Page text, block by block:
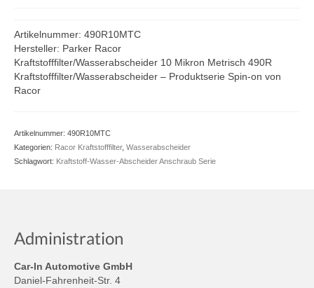
Artikelnummer: 490R10MTC
Hersteller: Parker Racor
Kraftstofffilter/Wasserabscheider 10 Mikron Metrisch 490R
Kraftstofffilter/Wasserabscheider – Produktserie Spin-on von
Racor
Artikelnummer: 490R10MTC
Kategorien: Racor Kraftstofffilter, Wasserabscheider
Schlagwort: Kraftstoff-Wasser-Abscheider Anschraub Serie
Administration
Car-In Automotive GmbH
Daniel-Fahrenheit-Str. 4